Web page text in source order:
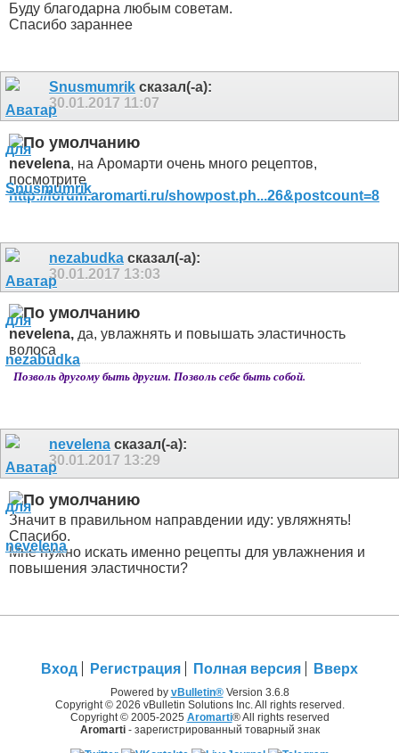
Буду благодарна любым советам.
Спасибо зараннее
Snusmumrik сказал(-а):
30.01.2017 11:07
nevelena, на Аромарти очень много рецептов,
посмотрите
http://forum.aromarti.ru/showpost.ph...26&postcount=8
nezabudka сказал(-а):
30.01.2017 13:03
nevelena, да, увлажнять и повышать эластичность
волоса
Позволь другому быть другим. Позволь себе быть собой.
nevelena сказал(-а):
30.01.2017 13:29
Значит в правильном направдении иду: увляжнять!
Спасибо.
Мне нужно искать именно рецепты для увлажнения и
повышения эластичности?
Вход Регистрация Полная версия Вверх
Powered by vBulletin®Version 3.6.8
Copyright © 2026 vBulletin Solutions Inc. All rights reserved.
Copyright © 2005-2025 Aromarti® All rights reserved
Aromarti- зарегистрированный товарный знак